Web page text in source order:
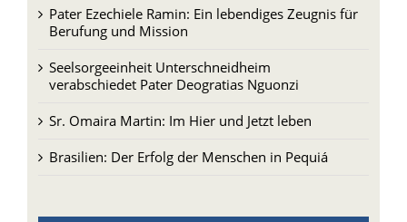
Pater Ezechiele Ramin: Ein lebendiges Zeugnis für
Berufung und Mission
Seelsorgeeinheit Unterschneidheim
verabschiedet Pater Deogratias Nguonzi
Sr. Omaira Martin: Im Hier und Jetzt leben
Brasilien: Der Erfolg der Menschen in Pequiá